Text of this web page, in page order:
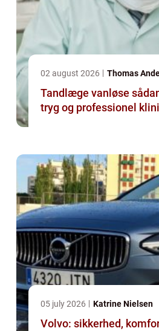
02 august 2026 Thomas
Tandlæge vanløse sådan finder du en
tryg og professionel
05 july 2026 Katrine Nielsen
Volvo: sikkerhed,